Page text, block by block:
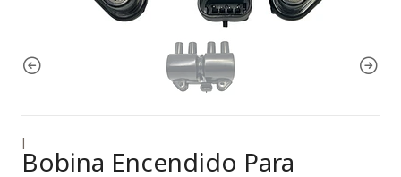
|
Bobina Encendido Para